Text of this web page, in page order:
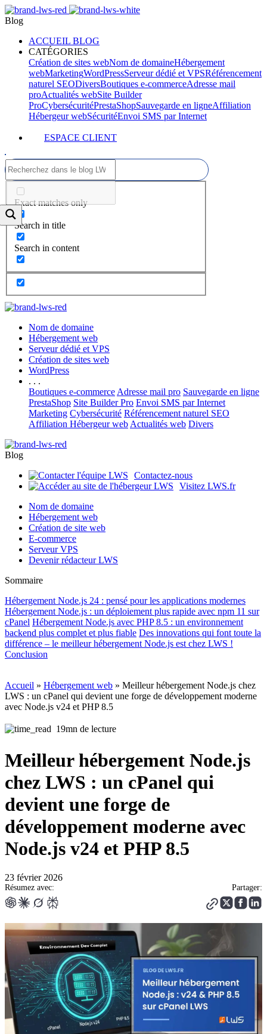
Blog
ACCUEIL BLOG
CATÉGORIES
Création de sites webNom de domaineHébergement
webMarketingWordPressServeur dédié et VPSRéférencement
naturel SEODiversBoutiques e-commerceAdresse mail
proActualités webSite Builder
ProCybersécuritéPrestaShopSauvegarde en ligneAffiliation
Hébergeur webSécuritéEnvoi SMS par Internet
ESPACE CLIENT
Exact matches only
Search in title
Search in content
Nom de domaine
Hébergement web
Serveur dédié et VPS
Création de sites web
WordPress
. . .
Boutiques e-commerce Adresse mail pro Sauvegarde en ligne
PrestaShop Site Builder Pro Envoi SMS par Internet
Marketing Cybersécurité Référencement naturel SEO
Affiliation Hébergeur web Actualités web Divers
Blog
Contactez-nous
Visitez LWS.fr
Nom de domaine
Hébergement web
Création de site web
E-commerce
Serveur VPS
Devenir rédacteur LWS
Sommaire
Hébergement Node.js 24 : pensé pour les applications modernes
Hébergement Node.js : un déploiement plus rapide avec npm 11 sur
cPanel Hébergement Node.js avec PHP 8.5 : un environnement
backend plus complet et plus fiable Des innovations qui font toute la
différence – le meilleur hébergement Node.js est chez LWS !
Conclusion
Accueil » Hébergement web » Meilleur hébergement Node.js chez
LWS : un cPanel qui devient une forge de développement moderne
avec Node.js v24 et PHP 8.5
19mn de lecture
Meilleur hébergement Node.js
chez LWS : un cPanel qui
devient une forge de
développement moderne avec
Node.js v24 et PHP 8.5
23 février 2026
Résumez avec: Partager: